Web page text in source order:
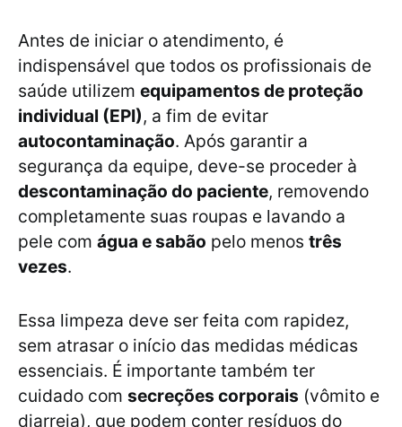
Antes de iniciar o atendimento, é
indispensável que todos os profissionais de
saúde utilizem equipamentos de proteção
individual (EPI), a fim de evitar
autocontaminação. Após garantir a
segurança da equipe, deve-se proceder à
descontaminação do paciente, removendo
completamente suas roupas e lavando a
pele com água e sabão pelo menos três
vezes.
Essa limpeza deve ser feita com rapidez,
sem atrasar o início das medidas médicas
essenciais. É importante também ter
cuidado com secreções corporais (vômito e
diarreia), que podem conter resíduos do